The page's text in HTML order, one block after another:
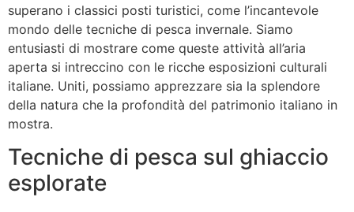
superano i classici posti turistici, come l’incantevole
mondo delle tecniche di pesca invernale. Siamo
entusiasti di mostrare come queste attività all’aria
aperta si intreccino con le ricche esposizioni culturali
italiane. Uniti, possiamo apprezzare sia la splendore
della natura che la profondità del patrimonio italiano in
mostra.
Tecniche di pesca sul ghiaccio
esplorate